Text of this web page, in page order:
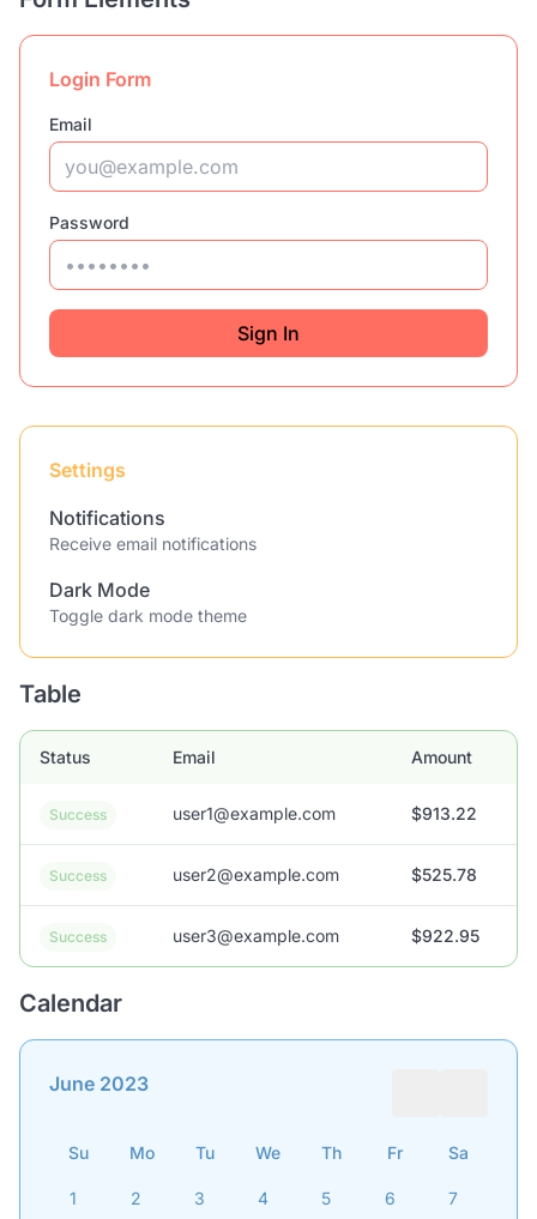
Login Form
Email
Password
Sign In
Settings
Notifications
Receive email notifications
Dark Mode
Toggle dark mode theme
Table
Status Email Amount
Success user1@example.com $913.22
Success user2@example.com $525.78
Success user3@example.com $922.95
Calendar
June 2023
Su Mo Tu We Th Fr Sa
1 2 3 4 5 6 7